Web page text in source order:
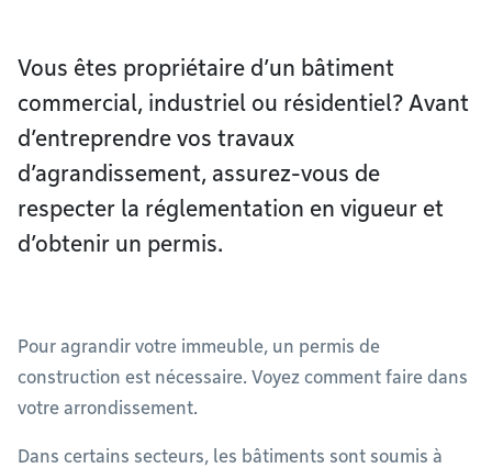
Vous êtes propriétaire d’un bâtiment
commercial, industriel ou résidentiel? Avant
d’entreprendre vos travaux
d’agrandissement, assurez-vous de
respecter la réglementation en vigueur et
d’obtenir un permis.
Pour agrandir votre immeuble, un permis de
construction est nécessaire. Voyez comment faire dans
votre arrondissement.
Dans certains secteurs, les bâtiments sont soumis à